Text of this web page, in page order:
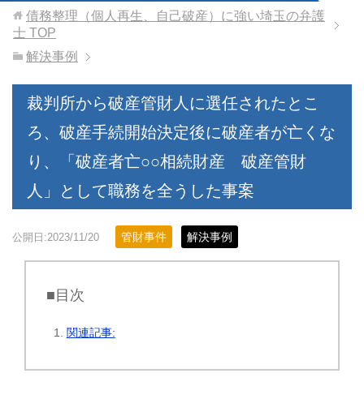
債務整理（個人再生、自己破産）に強い埼玉の弁護
士 TOP
解決事例
裁判所から破産管財人に選任されたとこ
ろ、破産手続開始決定後に破産者が亡くな
り、「破産者亡○○相続財産 破産管財
人」として職務を全うした事案
公開日:2023/11/20 管財事件 解決事例
■目次
関連記事: